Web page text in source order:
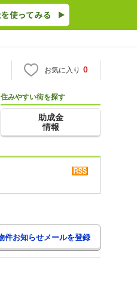
お気に入り 0
住みやすい街を探す
助成金
情報